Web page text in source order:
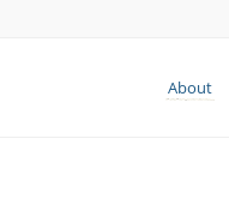
About